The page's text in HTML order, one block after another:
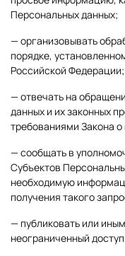
Персональных данных;
— организовывать
порядке,
Российской Федерации;
— отвечать на
данных и их законных
требованиями Закона
— сообщать в
Субъектов
необходимую
получения такого
— публиковать или
неограниченный